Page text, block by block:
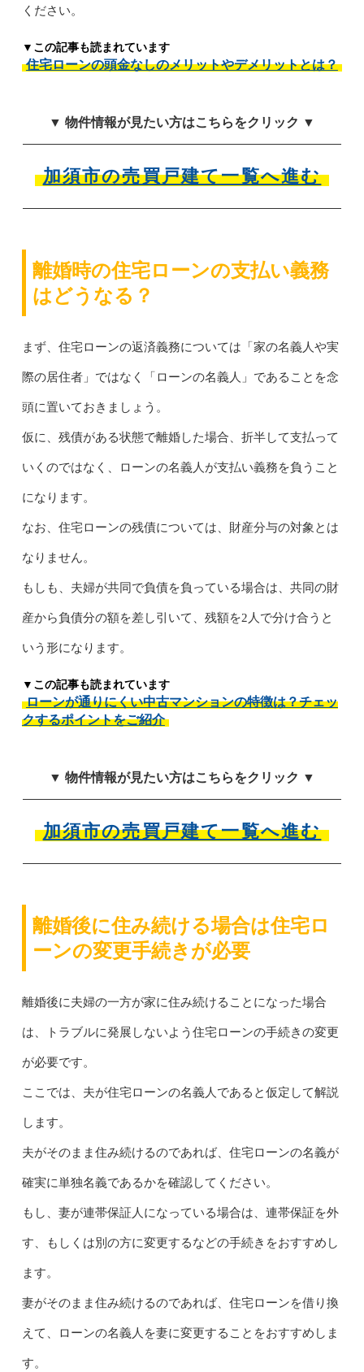
ください。
▼この記事も読まれています
住宅ローンの頭金なしのメリットやデメリットとは？
▼ 物件情報が見たい方はこちらをクリック ▼
加須市の売買戸建て一覧へ進む
離婚時の住宅ローンの支払い義務
はどうなる？
まず、住宅ローンの返済義務については「家の名義人や実
際の居住者」ではなく「ローンの名義人」であることを念
頭に置いておきましょう。
仮に、残債がある状態で離婚した場合、折半して支払って
いくのではなく、ローンの名義人が支払い義務を負うこと
になります。
なお、住宅ローンの残債については、財産分与の対象とは
なりません。
もしも、夫婦が共同で負債を負っている場合は、共同の財
産から負債分の額を差し引いて、残額を2人で分け合うと
いう形になります。
▼この記事も読まれています
ローンが通りにくい中古マンションの特徴は？チェッ
クするポイントをご紹介
▼ 物件情報が見たい方はこちらをクリック ▼
加須市の売買戸建て一覧へ進む
離婚後に住み続ける場合は住宅ロ
ーンの変更手続きが必要
離婚後に夫婦の一方が家に住み続けることになった場合
は、トラブルに発展しないよう住宅ローンの手続きの変更
が必要です。
ここでは、夫が住宅ローンの名義人であると仮定して解説
します。
夫がそのまま住み続けるのであれば、住宅ローンの名義が
確実に単独名義であるかを確認してください。
もし、妻が連帯保証人になっている場合は、連帯保証を外
す、もしくは別の方に変更するなどの手続きをおすすめし
ます。
妻がそのまま住み続けるのであれば、住宅ローンを借り換
えて、ローンの名義人を妻に変更することをおすすめしま
す。